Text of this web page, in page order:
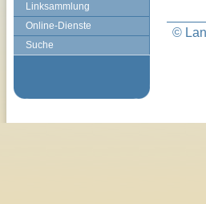
Linksammlung
Online-Dienste
Suche
©